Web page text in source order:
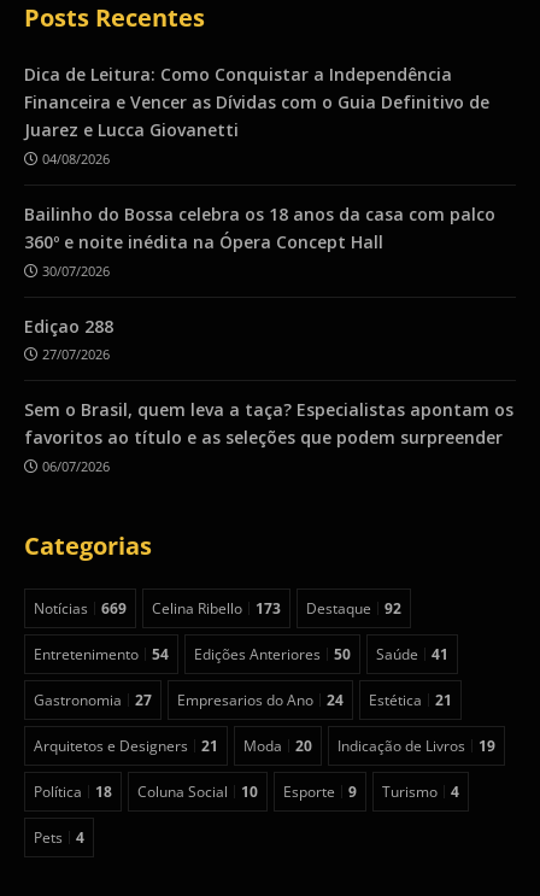
Posts Recentes
Dica de Leitura: Como Conquistar a Independência
Financeira e Vencer as Dívidas com o Guia Definitivo de
Juarez e Lucca Giovanetti
04/08/2026
Bailinho do Bossa celebra os 18 anos da casa com palco
360º e noite inédita na Ópera Concept Hall
30/07/2026
Ediçao 288
27/07/2026
Sem o Brasil, quem leva a taça? Especialistas apontam os
favoritos ao título e as seleções que podem surpreender
06/07/2026
Categorias
Notícias 669 Celina Ribello 173 Destaque 92
Entretenimento 54 Edições Anteriores 50 Saúde 41
Gastronomia 27 Empresarios do Ano 24 Estética 21
Arquitetos e Designers 21 Moda 20 Indicação de Livros 19
Política 18 Coluna Social 10 Esporte 9 Turismo 4
Pets 4